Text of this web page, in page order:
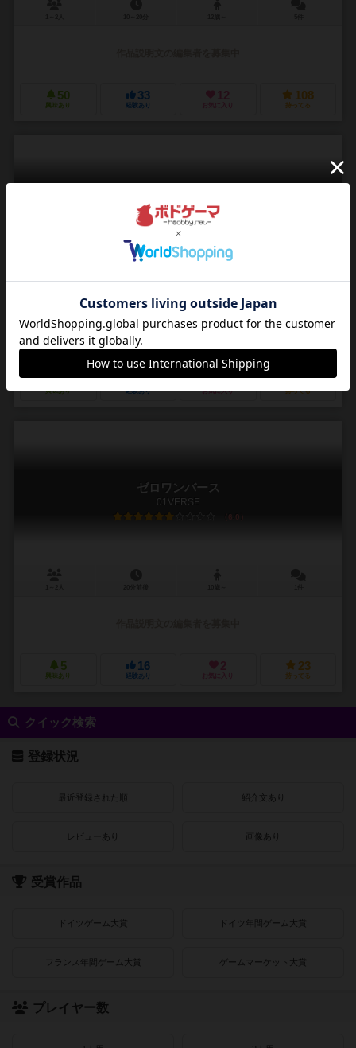
50
興味あり
33
経験あり
12
お気に入り
108
持ってる
鉄人重工
TETSHUJIN JYUUKOU
－ ー
作品説明文の編集者を募集中
6
興味あり
23
経験あり
6
お気に入り
33
持ってる
ゼロワンバース
01VERSE
6.0
5
興味あり
16
経験あり
2
お気に入り
23
持ってる
クイック検索
登録状況
最近登録された順 紹介文あり
レビューあり 画像あり
受賞作品
ドイツゲーム大賞 ドイツ年間ゲーム大賞
フランス年間ゲーム大賞 ゲームマーケット大賞
プレイヤー数